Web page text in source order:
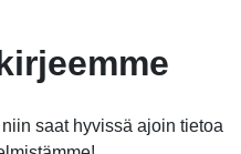
saat hyvissä ajoin tietoa